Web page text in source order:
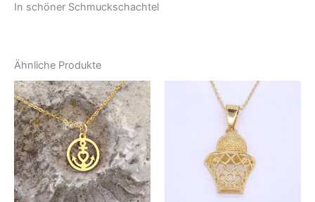
In schöner Schmuckschachtel
Ähnliche Produkte